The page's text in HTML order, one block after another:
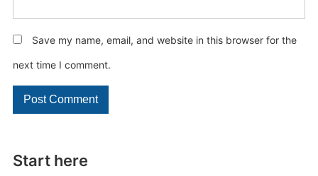
Start here
Save my name, email, and website in this browser for the
next time I comment.